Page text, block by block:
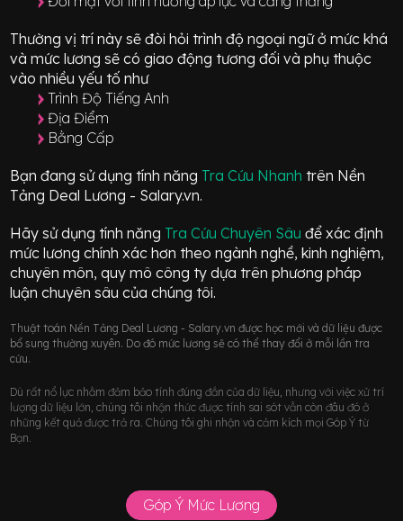
Thường vị trí này sẽ đòi hỏi trình độ ngoại ngữ ở mứckhá
và mức lương sẽ có giao động tương đối và phụ thuộc
vào nhiều yếu tố như
Trình Độ Tiếng Anh
Địa Điểm
Bằng Cấp
Bạn đang sử dụng tính năng Tra Cứu Nhanh trên Nền
Tảng Deal Lương - Salary.vn.
Hãy sử dụng tính năng Tra Cứu Chuyên Sâuđể xác định
mức lương chính xác hơn theo ngành nghề, kinh nghiệm,
chuyên môn, quy mô công ty dựa trên phương pháp
luận chuyên sâu của chúng tôi.
Thuật toán Nền Tảng Deal Lương - Salary.vn được học mới và dữ liệu được
bổ sung thường xuyên. Do đó mức lương sẽ có thể thay đổi ở mỗi lần tra
cứu.
Dù rất nổ lực nhằm đảm bảo tính đúng đắn của dữ liệu, nhưng với việc xử trí
lượng dữ liệu lớn, chúng tôi nhận thức được tính sai sót vẫn còn đâu đó ở
những kết quả được trả ra. Chúng tôi ghi nhận và cảm kích mọi Góp Ý từ
Bạn.
Góp Ý Mức Lương